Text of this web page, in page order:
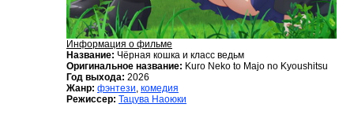
Информация о фильме
Название: Чёрная кошка и класс ведьм
Оригинальное название: Kuro Neko to Majo no Kyoushitsu
Год выхода: 2026
Жанр: фэнтези, комедия
Режиссер: Тацува Наоюки